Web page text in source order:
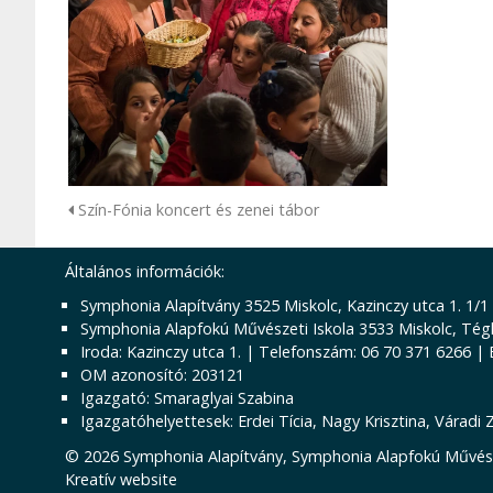
Szín-Fónia koncert és zenei tábor
Általános információk:
Symphonia Alapítvány 3525 Miskolc, Kazinczy utca 1. 1/1
Symphonia Alapfokú Művészeti Iskola 3533 Miskolc,
Iroda: Kazinczy utca 1. | Telefonszám: 06 70 371 6266 |
OM azonosító: 203121
Igazgató: Smaraglyai Szabina
Igazgatóhelyettesek: Erdei Tícia, Nagy Krisztina, Váradi
© 2026 Symphonia Alapítvány, Symphonia Alapfokú
Kreatív website